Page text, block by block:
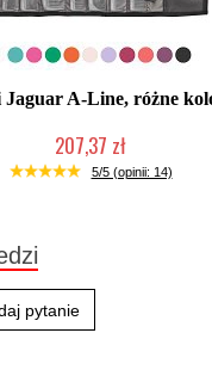
Jaguar A-Line, różne
207,37 zł
Mała ilość (wysyłka w 24h)
5/5 (opinii: 14)
pytanie